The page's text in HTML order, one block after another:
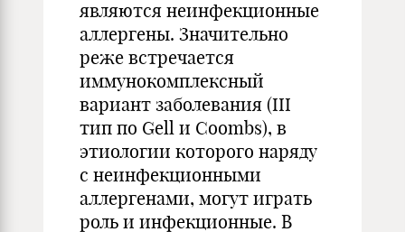
являются неинфекционные
аллергены. Значительно
реже встречается
иммунокомплексный
вариант заболевания (III
тип по Gell и Coombs), в
этиологии которого наряду
с неинфекционными
аллергенами, могут играть
роль и инфекционные. В